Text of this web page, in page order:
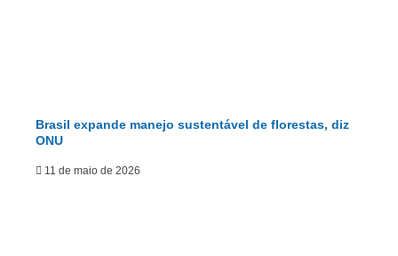
Brasil expande manejo sustentável de florestas, diz
ONU
11 de maio de 2026